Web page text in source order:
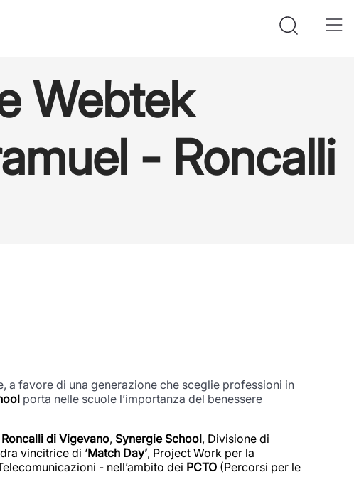
Webtek
- Roncalli
a favore di una generazione che sceglie professioni in
porta nelle scuole l’importanza del benessere
di Vigevano, Synergie School, Divisione di
vincitrice di ‘Match Day’, Project Work per la
- nell’ambito dei PCTO (Percorsi per le